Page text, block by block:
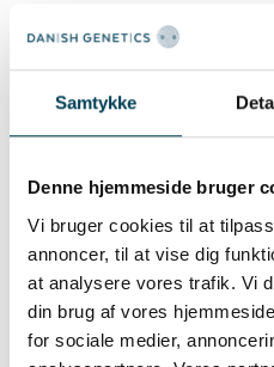
Samtykke
Denne hjemmeside bruger
Vi bruger cookies til at
annoncer, til at vise dig
at analysere vores trafik. Vi
din brug af vores
for sociale medier,
Jens og Dorte
svineproduktion siden
erhvervede
I 2007 blev
der er udvidet i 2011 og
Kokkenborg råder
moderne full-line